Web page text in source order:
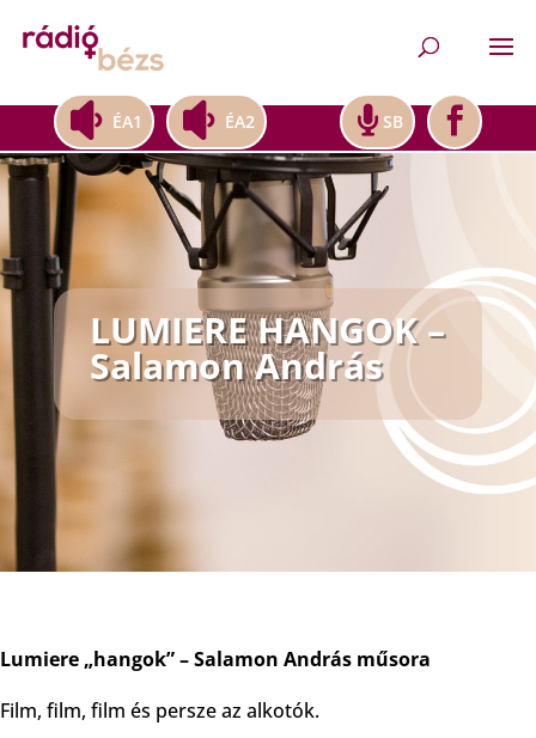
ÉA1 ÉA2 SB
LUMIERE HANGOK –
Salamon András
Lumiere „hangok” – Salamon András műsora
Film, film, film és persze az alkotók.